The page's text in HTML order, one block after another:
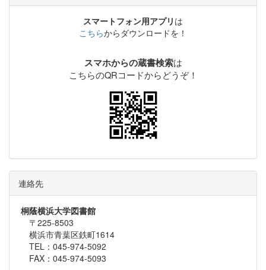
スマートフォン用アプリ は
こちらからダウンロードを！
スマホからの蔵書検索は
こちらのQRコードからどうぞ！
連絡先
桐蔭横浜大学図書館
〒225-8503
横浜市青葉区鉄町1614
TEL：045-974-5092
FAX：045-974-5093